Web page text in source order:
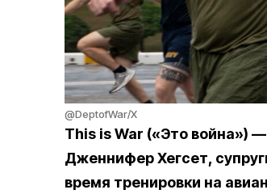
@DeptofWar/X
This is War («Это война»)
Дженнифер Хегсет,
время тренировки на